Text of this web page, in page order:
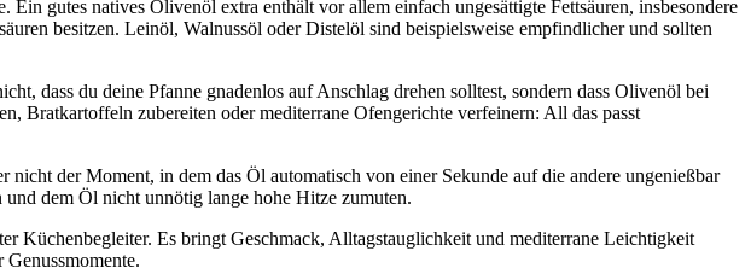
gutes natives Olivenöl extra enthält vor allem einfach ungesättigte Fettsäuren, insbesondere
besitzen. Leinöl, Walnussöl oder Distelöl sind beispielsweise empfindlicher und sollten
dass du deine Pfanne gnadenlos auf Anschlag drehen solltest, sondern dass Olivenöl bei
Bratkartoffeln zubereiten oder mediterrane Ofengerichte verfeinern: All das passt
der Moment, in dem das Öl automatisch von einer Sekunde auf die andere ungenießbar
dem Öl nicht unnötig lange hohe Hitze zumuten.
Küchenbegleiter. Es bringt Geschmack, Alltagstauglichkeit und mediterrane Leichtigkeit